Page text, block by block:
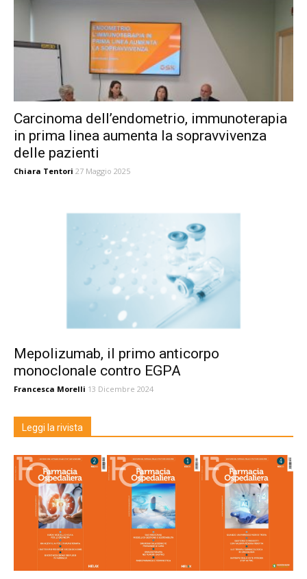
Carcinoma dell’endometrio, immunoterapia
in prima linea aumenta la sopravvivenza
delle pazienti
Chiara Tentori 27 Maggio 2025
Mepolizumab, il primo anticorpo
monoclonale contro EGPA
Francesca Morelli 13 Dicembre 2024
Leggi la rivista